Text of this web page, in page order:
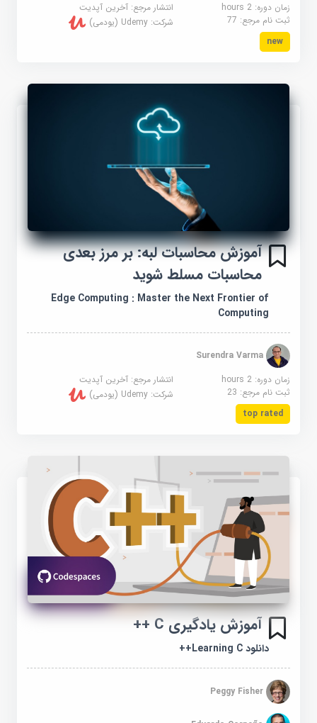
زمان دوره: 2 hours انتشار مرجع:آخرین آپدیت
ثبت نام مرجع:77 شرکت:Udemy (یودمی)
new
آموزش محاسبات لبه: بر مرز بعدی
محاسبات مسلط شوید
Edge Computing : Master the Next Frontier of
Computing
Surendra Varma
زمان دوره: 2 hours
انتشار مرجع:آخرین آپدیت
ثبت نام مرجع:23 شرکت:Udemy (یودمی)
top rated
آموزش یادگیری C ++
دانلود Learning C++
Peggy Fisher